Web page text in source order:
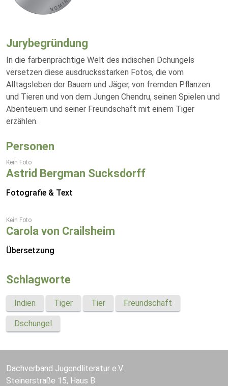
Jurybegründung
In die farbenprächtige Welt des indischen Dchungels
versetzen diese ausdrucksstarken Fotos, die vom
Alltagsleben der Bauern und Jäger, von fremden Pflanzen
und Tieren und von dem Jungen Chendru, seinen Spielen und
Abenteuern und seiner Freundschaft mit einem Tiger
erzählen.
Personen
Kein Foto
Astrid Bergman Sucksdorff
Fotografie & Text
Kein Foto
Carola von Crailsheim
Übersetzung
Schlagworte
Indien Tiger Tier Freundschaft
Dschungel
Dachverband Jugendliteratur e.V.
Steinerstraße 15, Haus B